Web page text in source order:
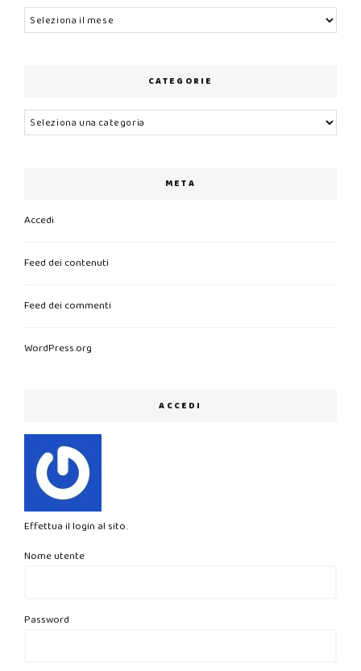
Archivi
CATEGORIE
Categorie
META
Accedi
Feed dei contenuti
Feed dei commenti
WordPress.org
ACCEDI
Effettua il login al sito.
Nome utente
Password